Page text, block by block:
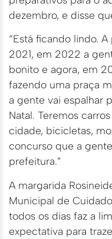
dezembro, e disse
“Está ficando lindo.
2021, em 2022 a
bonito e agora, em
fazendo uma praça
a gente vai espalhar
Natal. Teremos
cidade, bicicletas,
concurso que a
prefeitura.”
A margarida
Municipal de
todos os dias faz a
expectativa para